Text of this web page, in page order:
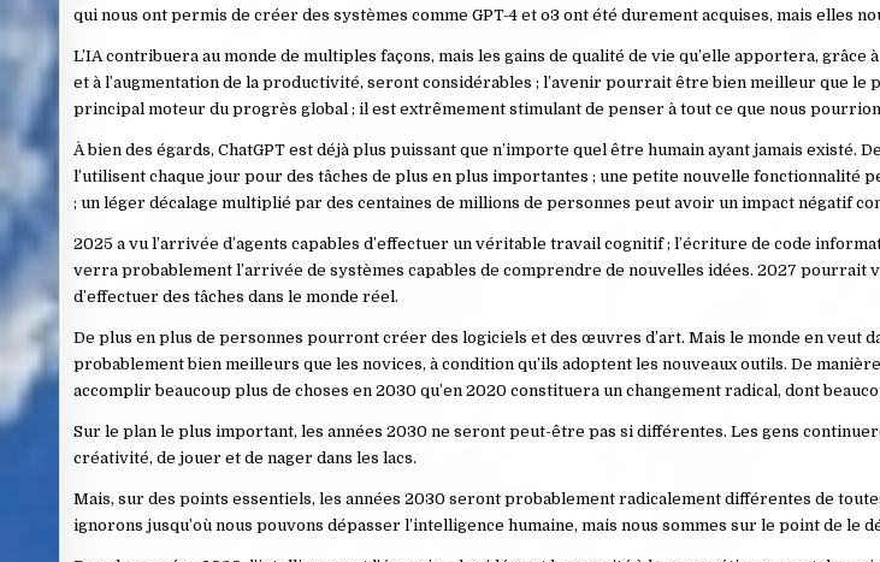
qui nous ont permis de créer des systèmes comme GPT-4 et o3 ont été durement acquises, mais elles
L’IA contribuera au monde de multiples façons, mais les gains de qualité de vie qu’elle apportera, grâce
et à l’augmentation de la productivité, seront considérables ; l’avenir pourrait être bien meilleur que le
principal moteur du progrès global ; il est extrêmement stimulant de penser à tout ce que nous
À bien des égards, ChatGPT est déjà plus puissant que n’importe quel être humain ayant jamais existé.
l’utilisent chaque jour pour des tâches de plus en plus importantes ; une petite nouvelle fonctionnalité
; un léger décalage multiplié par des centaines de millions de personnes peut avoir un impact négatif
2025 a vu l’arrivée d’agents capables d’effectuer un véritable travail cognitif ; l’écriture de code
verra probablement l’arrivée de systèmes capables de comprendre de nouvelles idées. 2027 pourrait
d’effectuer des tâches dans le monde réel.
De plus en plus de personnes pourront créer des logiciels et des œuvres d’art. Mais le monde en veut
probablement bien meilleurs que les novices, à condition qu’ils adoptent les nouveaux outils. De
accomplir beaucoup plus de choses en 2030 qu’en 2020 constituera un changement radical, dont
Sur le plan le plus important, les années 2030 ne seront peut-être pas si différentes. Les gens
créativité, de jouer et de nager dans les lacs.
Mais, sur des points essentiels, les années 2030 seront probablement radicalement différentes de
ignorons jusqu’où nous pouvons dépasser l’intelligence humaine, mais nous sommes sur le point de le